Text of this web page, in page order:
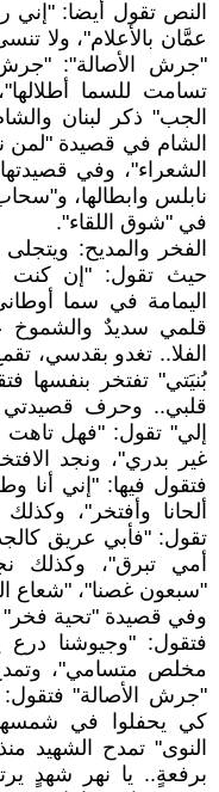
النص تقول أيضا: "إني
عمَّان بالأعلام"، ولا
"جرش الأصالة": "جرش
تسامت للسما
الجب" ذكر لبنان
الشام في قصيدة "لمن
الشعراء"، وفي
نابلس وابطالها،
في "شوق اللقاء".
الفخر والمديح:
حيث تقول: "إن كنت
اليمامة في سما
قلمي سديدٌ والشموخ
الفلا.. تغدو بقدسي،
بُنيَتي" تفتخر
قلبي.. وحرف قصيدتي
إلي" تقول: "فهل تاهت
غير بدري"، ونجد
فتقول فيها: "إني أنا
ألحانا وأفتخر"،
تقول: "فأبي عريق
أمي تبرق"، وكذلك
"سبعون غصنا"، "شعاع
وفي قصيدة "تحية فخر"
فتقول: "وجيوشنا
مخلص متسامي"،
"جرش الأصالة"
كي يحفلوا في شمسها
النوى" تمدح الشهيد
برفعةٍ.. يا نهر شهدٍ